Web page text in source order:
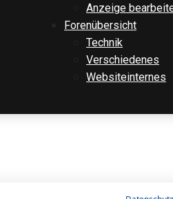
Anzeige
Forenübersicht
Technik
Verschiedenes
Websiteinternes